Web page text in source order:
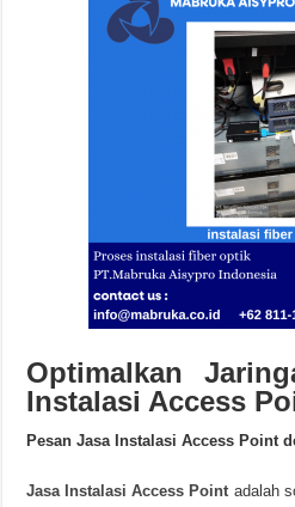
Optimalkan
Instalasi Access
Pesan Jasa Instalasi Access Point
Jasa Instalasi Access Pointadalah